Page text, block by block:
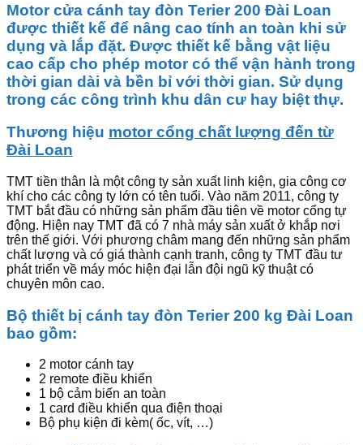
Motor cửa cánh tay đòn Terier 200 Đài Loan
được thiết kế để nâng cao tính an toàn khi sử
dụng và lắp đặt. Được thiết kế bằng vật liệu
cao cấp cho phép motor có thể vận hành trong
thời gian dài và bền bỉ với thời gian. Sử dụng
trong các công trình khu dân cư hay biệt thự.
Thương hiệu motor cổng chất lượng đến từ
Đài Loan
TMT tiền thân là một công ty sản xuất linh kiện, gia công cơ
khí cho các công ty lớn có tên tuổi. Vào năm 2011, công ty
TMT bắt đầu có những sản phẩm đầu tiên về motor cổng tự
động. Hiện nay TMT đã có 7 nhà máy sản xuất ở khắp nơi
trên thế giới. Với phương châm mang đến những sản phẩm
chất lượng và có giá thành cạnh tranh, công ty TMT đầu tư
phát triển về máy móc hiện đại lẫn đội ngũ kỹ thuật có
chuyên môn cao.
Bộ thiết bị cánh tay đòn Terier 200 kg Đài Loan
bao gồm:
2 motor cánh tay
2 remote điều khiển
1 bộ cảm biến an toàn
1 card điều khiển qua điện thoại
Bộ phụ kiện đi kèm( ốc, vít, …)